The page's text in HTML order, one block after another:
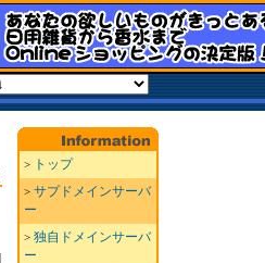
> トップ
> サプドメインサーバ
ー
> 独自ドメインサーバ
ー